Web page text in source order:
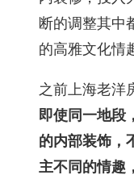
断的调整其中
的高雅文化情
之前上海老洋
即使同一地段
的内部装饰，
主不同的情趣